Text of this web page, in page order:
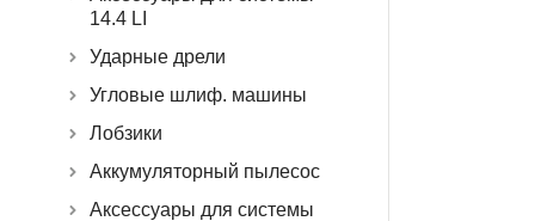
14.4 LI
Ударные дрели
Угловые шлиф. машины
Лобзики
Аккумуляторный пылесос
Аксессуары для системы